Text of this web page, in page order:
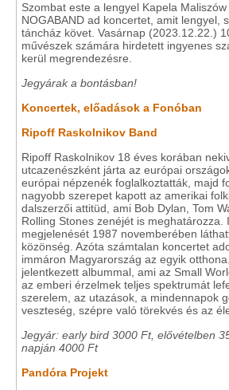
Szombat este a lengyel Kapela
NOGABAND ad koncertet, amit lengyel,
táncház követ. Vasárnap (2023.12.22.)
művészek számára hirdetett ingyenes
kerül megrendezésre.
Jegyárak a bontásban!
Koncertek, előadások a Fonóban
Ripoff Raskolnikov Band
Ripoff Raskolnikov 18 éves korában
utcazenészként járta az európai
európai népzenék foglalkoztatták, majd
nagyobb szerepet kapott az amerikai
dalszerzői attitüd, ami Bob Dylan, Tom
Rolling Stones zenéjét is meghatározza.
megjelenését 1987 novemberében
közönség. Azóta számtalan koncertet
immáron Magyarország az egyik
jelentkezett albummal, ami az Small
az emberi érzelmek teljes spektrumát
szerelem, az utazások, a mindennapok
veszteség, szépre való törekvés és az
Jegyár: early bird 3000 Ft, elővételben
napján 4000 Ft
Pandóra Projekt